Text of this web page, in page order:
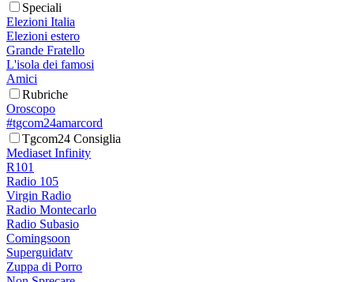
Speciali
Elezioni Italia
Elezioni estero
Grande Fratello
L'isola dei famosi
Amici
Rubriche
Oroscopo
#tgcom24amarcord
Tgcom24 Consiglia
Mediaset Infinity
R101
Radio 105
Virgin Radio
Radio Montecarlo
Radio Subasio
Comingsoon
Superguidatv
Zuppa di Porro